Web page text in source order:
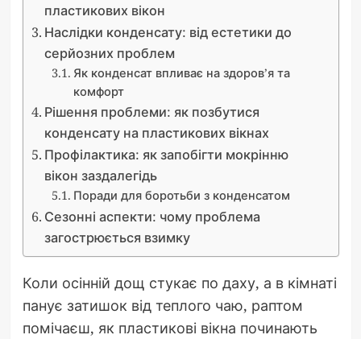
пластикових вікон
Наслідки конденсату: від естетики до
серйозних проблем
Як конденсат впливає на здоров’я та
комфорт
Рішення проблеми: як позбутися
конденсату на пластикових вікнах
Профілактика: як запобігти мокрінню
вікон заздалегідь
Поради для боротьби з конденсатом
Сезонні аспекти: чому проблема
загострюється взимку
Коли осінній дощ стукає по даху, а в кімнаті
панує затишок від теплого чаю, раптом
помічаєш, як пластикові вікна починають